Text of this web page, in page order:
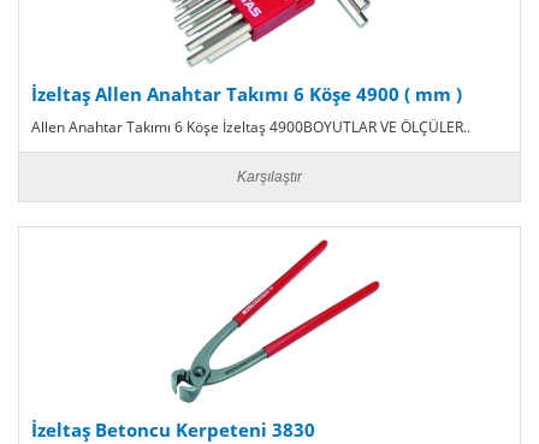
İzeltaş Allen Anahtar Takımı 6 Köşe 4900 ( mm )
Allen Anahtar Takımı 6 Köşe İzeltaş 4900BOYUTLAR VE ÖLÇÜLER..
Karşılaştır
İzeltaş Betoncu Kerpeteni 3830